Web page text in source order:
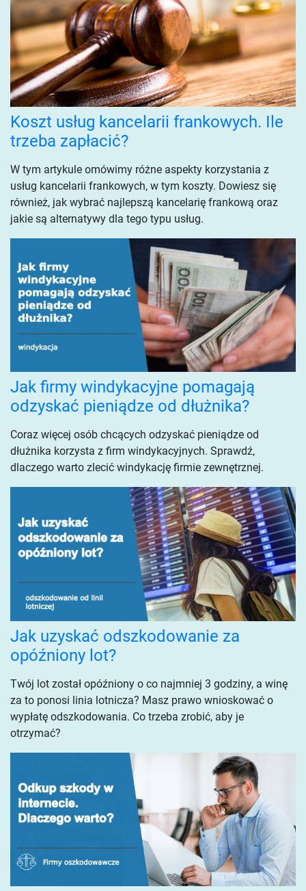
Koszt usług kancelarii frankowych. Ile
trzeba zapłacić?
W tym artykule omówimy różne aspekty korzystania z
usług kancelarii frankowych, w tym koszty. Dowiesz się
również, jak wybrać najlepszą kancelarię frankową oraz
jakie są alternatywy dla tego typu usług.
Jak firmy windykacyjne pomagają
odzyskać pieniądze od dłużnika?
Coraz więcej osób chcących odzyskać pieniądze od
dłużnika korzysta z firm windykacyjnych. Sprawdź,
dlaczego warto zlecić windykację firmie zewnętrznej.
Jak uzyskać odszkodowanie za
opóźniony lot?
Twój lot został opóźniony o co najmniej 3 godziny, a winę
za to ponosi linia lotnicza? Masz prawo wnioskować o
wypłatę odszkodowania. Co trzeba zrobić, aby je
otrzymać?